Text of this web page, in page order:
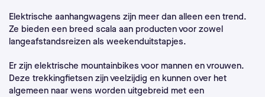
Elektrische aanhangwagens zijn meer dan alleen een trend.
Ze bieden een breed scala aan producten voor zowel
langeafstandsreizen als weekenduitstapjes.
Er zijn elektrische mountainbikes voor mannen en vrouwen.
Deze trekkingfietsen zijn veelzijdig en kunnen over het
algemeen naar wens worden uitgebreid met een